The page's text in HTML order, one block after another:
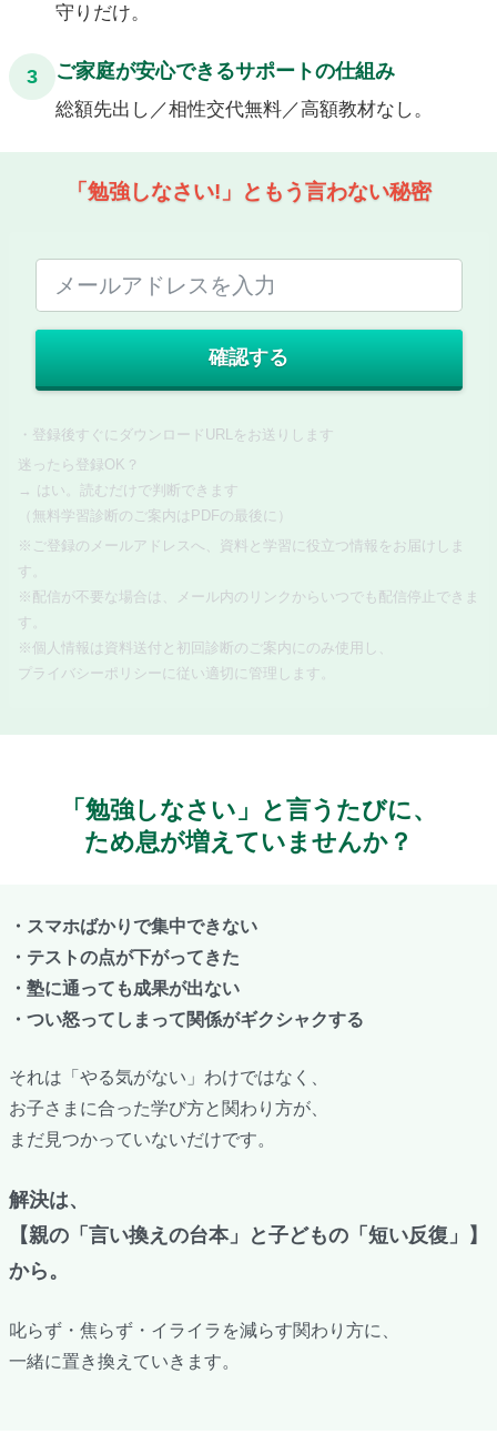
守りだけ。
3 ご家庭が安心できるサポートの仕組み
総額先出し／相性交代無料／高額教材なし。
「勉強しなさい!」ともう言わない秘密
確認する
・登録後すぐにダウンロードURLをお送りします
迷ったら登録OK？
→ はい。読むだけで判断できます
（無料学習診断のご案内はPDFの最後に）
※ご登録のメールアドレスへ、資料と学習に役立つ情報をお届けしま
す。
※配信が不要な場合は、メール内のリンクからいつでも配信停止できま
す。
※個人情報は資料送付と初回診断のご案内にのみ使用し、
プライバシーポリシーに従い適切に管理します。
「勉強しなさい」と言うたびに、
ため息が増えていませんか？
・スマホばかりで集中できない
・テストの点が下がってきた
・塾に通っても成果が出ない
・つい怒ってしまって関係がギクシャクする
それは「やる気がない」わけではなく、
お子さまに合った学び方と関わり方が、
まだ見つかっていないだけです。
解決は、
【親の「言い換えの台本」と子どもの「短い反復」】
から。
叱らず・焦らず・イライラを減らす関わり方に、
一緒に置き換えていきます。